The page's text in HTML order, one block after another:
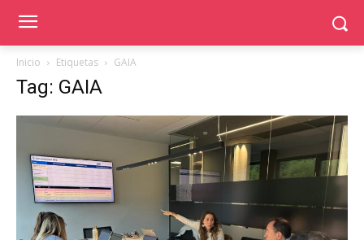
Inicio Etiquetas GAIA
Tag: GAIA